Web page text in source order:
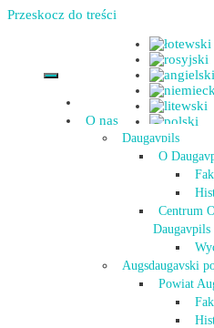
Przeskocz do treści
O nas
Daugavpils
O
Centrum
Daugavpils
Augsdaugavski
Powiat